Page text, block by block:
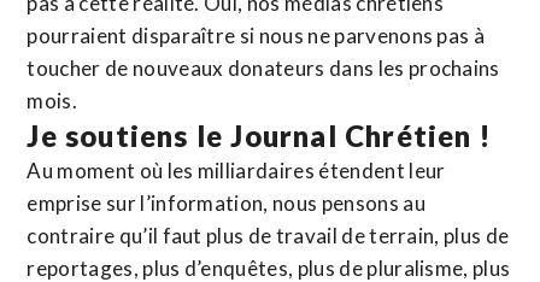
pourraient disparaître si nous ne parvenons pas à
toucher de nouveaux donateurs dans les prochains
mois.
Je soutiens le Journal Chrétien !
Au moment où les milliardaires étendent leur
emprise sur l’information, nous pensons au
contraire qu’il faut plus de travail de terrain, plus de
reportages, plus d’enquêtes, plus de pluralisme, plus